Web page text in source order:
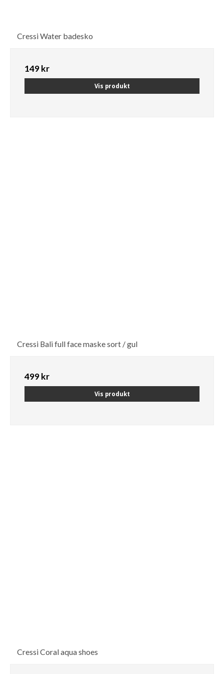
Cressi Water badesko
149 kr
Vis produkt
Cressi Bali full face maske sort / gul
499 kr
Vis produkt
Cressi Coral aqua shoes